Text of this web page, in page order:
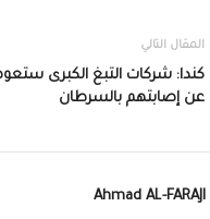
المقال التالي
عن إصابتهم بالسرطان
Ahmad AL-FARAJI